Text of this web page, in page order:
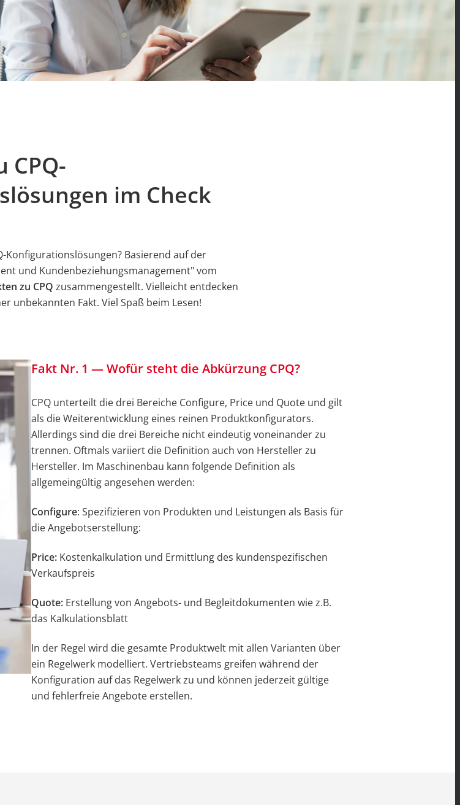
CPQ-
im Check
Konfigurationslösungen? Basierend auf der
und Kundenbeziehungsmanagement" vom
zu CPQ zusammengestellt. Vielleicht entdecken
unbekannten Fakt. Viel Spaß beim Lesen!
Fakt Nr. 1 — Wofür steht die Abkürzung CPQ?
CPQ unterteilt die drei Bereiche Configure, Price und Quote und gilt
als die Weiterentwicklung eines reinen Produktkonfigurators.
Allerdings sind die drei Bereiche nicht eindeutig voneinander zu
trennen. Oftmals variiert die Definition auch von Hersteller zu
Hersteller. Im Maschinenbau kann folgende Definition als
allgemeingültig angesehen werden:
Configure: Spezifizieren von Produkten und Leistungen als Basis für
die Angebotserstellung:
Price: Kostenkalkulation und Ermittlung des kundenspezifischen
Verkaufspreis
Quote: Erstellung von Angebots- und Begleitdokumenten wie z.B.
das Kalkulationsblatt
In der Regel wird die gesamte Produktwelt mit allen Varianten über
ein Regelwerk modelliert. Vertriebsteams greifen während der
Konfiguration auf das Regelwerk zu und können jederzeit gültige
und fehlerfreie Angebote erstellen.